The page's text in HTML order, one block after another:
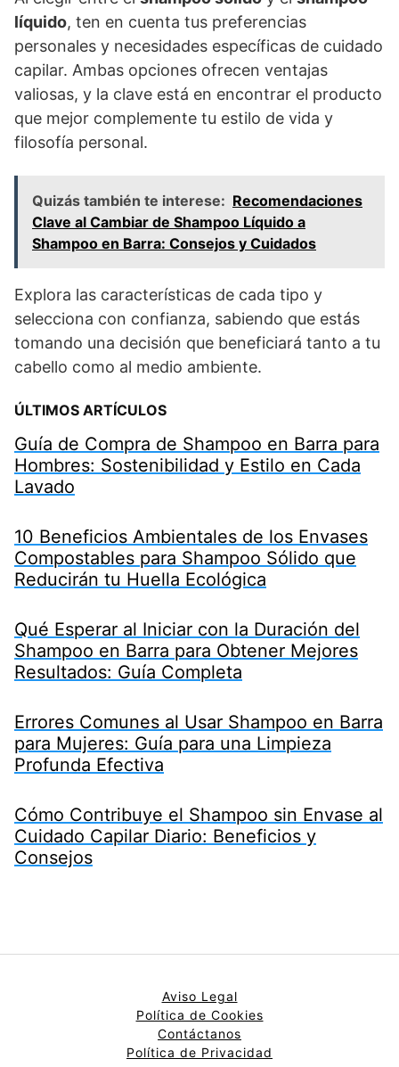
líquido, ten en cuenta tus preferencias
personales y necesidades específicas de cuidado
capilar. Ambas opciones ofrecen ventajas
valiosas, y la clave está en encontrar el producto
que mejor complemente tu estilo de vida y
filosofía personal.
Quizás también te interese: Recomendaciones
Clave al Cambiar de Shampoo Líquido a
Shampoo en Barra: Consejos y Cuidados
Explora las características de cada tipo y
selecciona con confianza, sabiendo que estás
tomando una decisión que beneficiará tanto a tu
cabello como al medio ambiente.
ÚLTIMOS ARTÍCULOS
Guía de Compra de Shampoo en Barra para
Hombres: Sostenibilidad y Estilo en Cada
Lavado
10 Beneficios Ambientales de los Envases
Compostables para Shampoo Sólido que
Reducirán tu Huella Ecológica
Qué Esperar al Iniciar con la Duración del
Shampoo en Barra para Obtener Mejores
Resultados: Guía Completa
Errores Comunes al Usar Shampoo en Barra
para Mujeres: Guía para una Limpieza
Profunda Efectiva
Cómo Contribuye el Shampoo sin Envase al
Cuidado Capilar Diario: Beneficios y
Consejos
Aviso Legal
Política de Cookies
Contáctanos
Política de Privacidad